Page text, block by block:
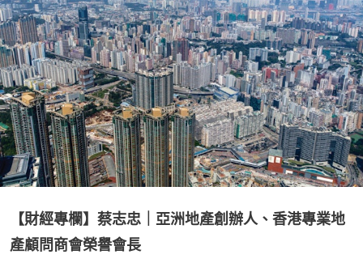
【財經專欄】蔡志忠｜亞洲地產創辦人、香港專業地
產顧問商會榮譽會長